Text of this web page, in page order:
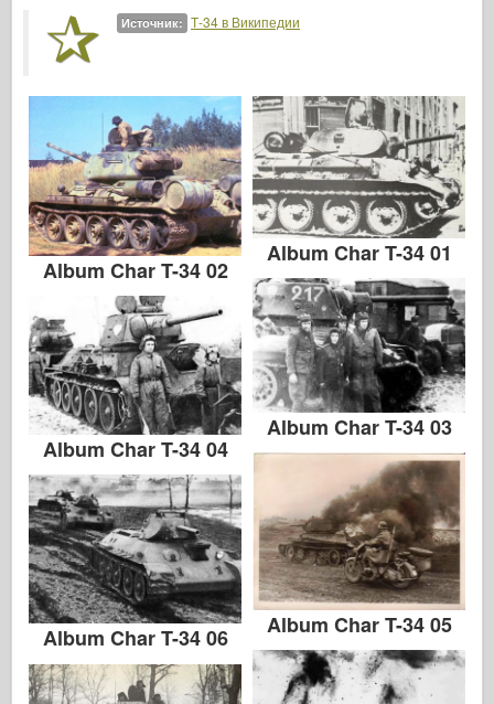
Источник: Т-34 в Википедии
Album Char T-34 02
Album Char T-34 01
Album Char T-34 03
Album Char T-34 04
Album Char T-34 05
Album Char T-34 06